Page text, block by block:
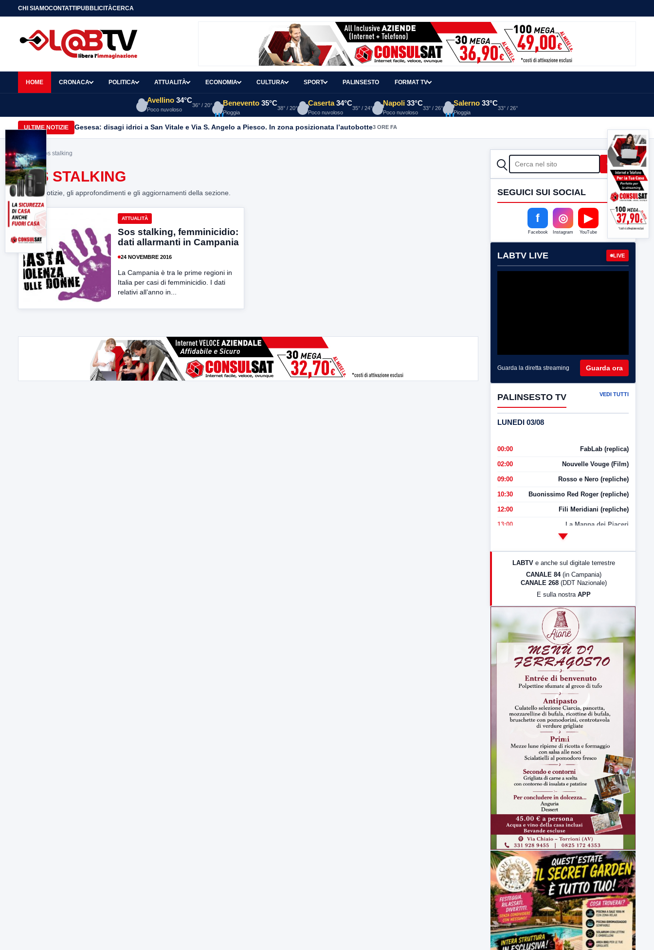
CHI SIAMOCONTATTIPUBBLICITÀCERCA
HOME CRONACA POLITICA ATTUALITÀ ECONOMIA CULTURA SPORT PALINSESTO FORMAT TV
Avellino 34°C
Poco nuvoloso
36° / 20° Benevento 35°C
Pioggia
38° / 20°
Caserta 34°C
Poco nuvoloso
35° / 24°
Napoli 33°C
Poco nuvoloso
33° / 26°
Salerno 33°C
Pioggia
33° / 26°
ULTIME NOTIZIE Gesesa: disagi idrici a San Vitale e Via S. Angelo a Piesco. In zona posizionata l’autobotte3 ORE FA
Home> Sos stalking
SOS STALKING
Tutte le notizie, gli approfondimenti e gli aggiornamenti della sezione.
ATTUALITÀ
Sos stalking, femminicidio:
dati allarmanti in Campania
24 NOVEMBRE 2016
La Campania è tra le prime regioni in
Italia per casi di femminicidio. I dati
relativi all’anno in...
CERCA Cerca
SEGUICI SUI SOCIAL
f
Facebook
◎
Instagram
▶
YouTube
LABTV LIVE LIVE
Guarda la diretta streaming Guarda ora
PALINSESTO TV VEDI TUTTI
LUNEDI 03/08
00:00 FabLab (replica)
02:00 Nouvelle Vouge (Film)
09:00 Rosso e Nero (repliche)
10:30 Buonissimo Red Roger (repliche)
12:00 Fili Meridiani (repliche)
13:00 La Mappa dei Piaceri
LabNews (Diretta)
LabNews (replica)
LABTV e anche sul digitale terrestre
CANALE 84 (in Campania)
CANALE 268 (DDT Nazionale)
E sulla nostra APP